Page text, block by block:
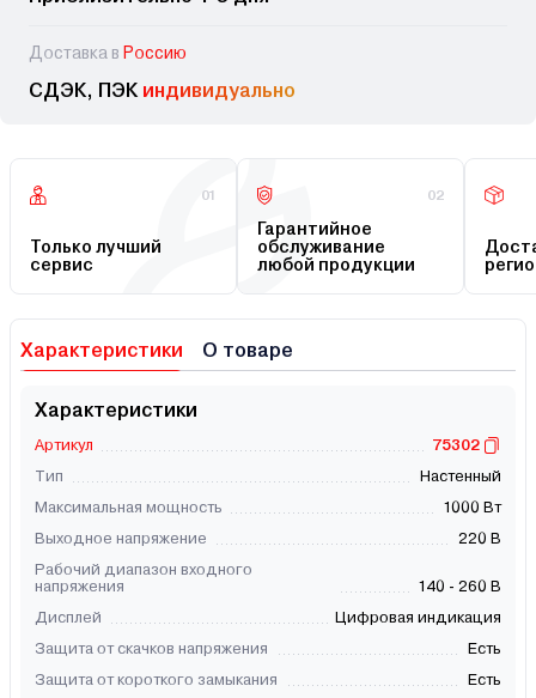
Доставка в Россию
СДЭК, ПЭК индивидуально
01
Только лучший
сервис
02
Гарантийное
обслуживание
любой продукции
Характеристики О товаре
Характеристики
Артикул
75302
Тип
Настенный
Максимальная мощность
1000 Вт
Выходное напряжение
220 В
Рабочий диапазон входного
напряжения
140 - 260 В
Дисплей
Цифровая индикация
Защита от скачков напряжения
Есть
Защита от короткого замыкания
Есть